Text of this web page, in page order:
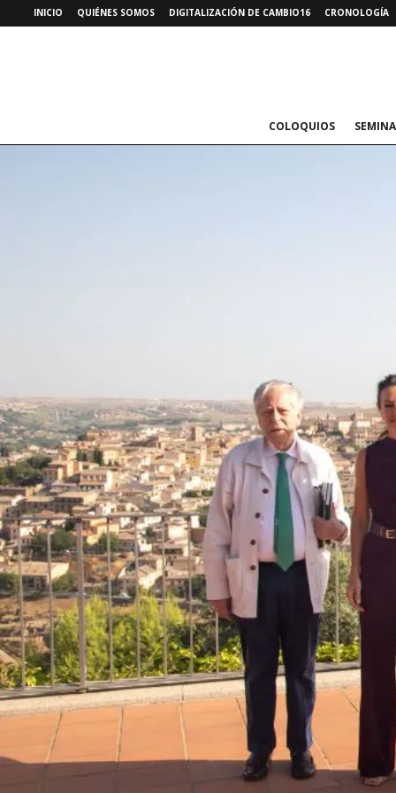
INICIO QUIÉNES SOMOS DIGITALIZACIÓN DE CAMBIO16 CRONOLOGÍA
COLOQUIOS